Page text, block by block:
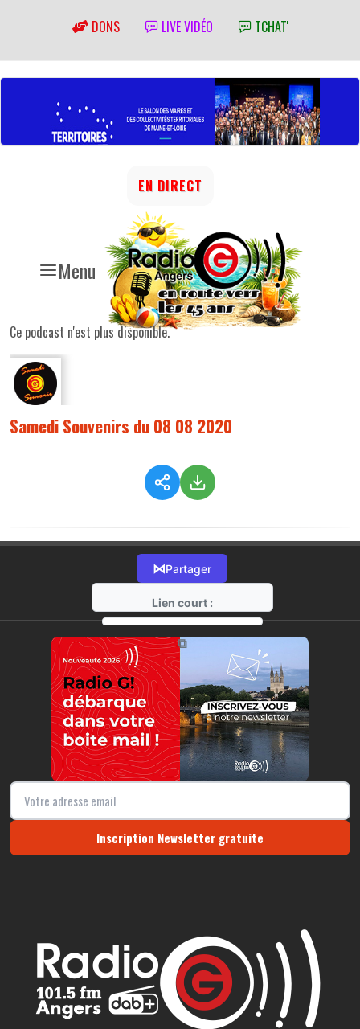
DONS LIVE VIDÉO TCHAT'
Menu
EN DIRECT
Ce podcast n'est plus disponible.
Samedi Souvenirs du 08 08 2020
⋈Partager
Lien court :
https://radio-g.fr?2662
⧉
Inscription Newsletter gratuite